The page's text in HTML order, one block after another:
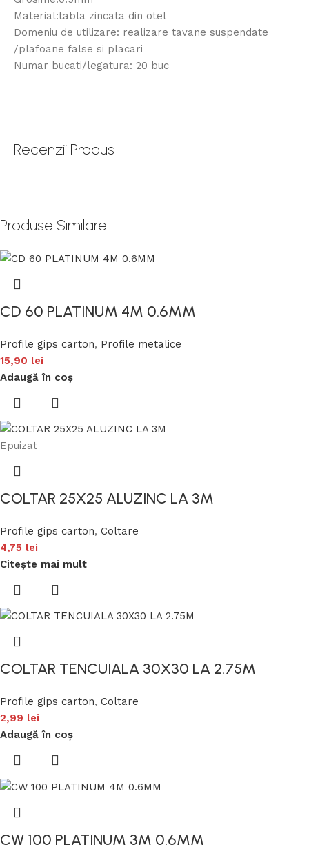
Material:tabla zincata din otel
Domeniu de utilizare: realizare tavane suspendate
/plafoane false si placari
Numar bucati/legatura: 20 buc
Recenzii Produs
Produse Similare
CD 60 PLATINUM 4M 0.6MM
Profile gips carton, Profile metalice
15,90 lei
Adaugă în coș
Epuizat
COLTAR 25X25 ALUZINC LA 3M
Profile gips carton, Coltare
4,75 lei
Citește mai mult
COLTAR TENCUIALA 30X30 LA 2.75M
Profile gips carton, Coltare
2,99 lei
Adaugă în coș
CW 100 PLATINUM 3M 0.6MM